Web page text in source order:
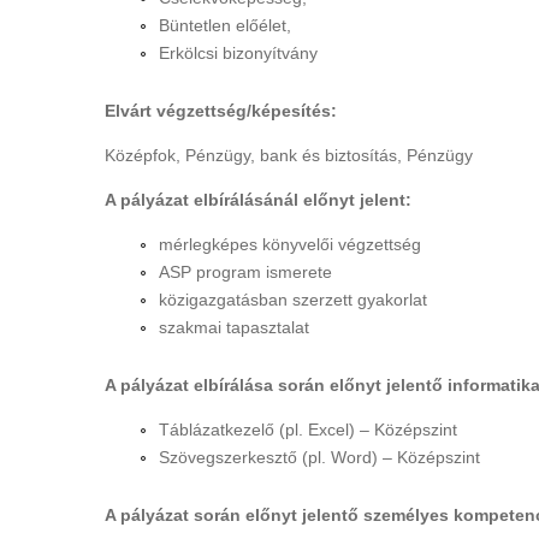
Büntetlen előélet,
Erkölcsi bizonyítvány
Elvárt végzettség/képesítés:
Középfok, Pénzügy, bank és biztosítás, Pénzügy
A pályázat elbírálásánál előnyt jelent:
mérlegképes könyvelői végzettség
ASP program ismerete
közigazgatásban szerzett gyakorlat
szakmai tapasztalat
A pályázat elbírálása során előnyt jelentő
Táblázatkezelő (pl. Excel) – Középszint
Szövegszerkesztő (pl. Word) – Középszint
A pályázat során előnyt jelentő személyes